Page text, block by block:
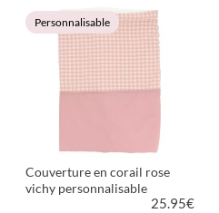
VOIR LE PRODUIT
Personnalisable
Couverture en corail rose
vichy personnalisable
25.95€